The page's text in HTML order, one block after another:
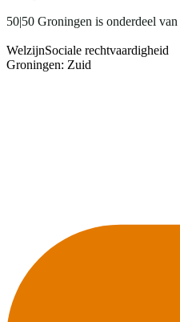
50|50 Groningen is onderdeel
WelzijnSociale rechtvaardigheid
Groningen: Zuid